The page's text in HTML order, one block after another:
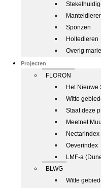
Sponzen
Holtedieren
Overig
Projecten
FLORON
Het Nieuwe
Witte
Staat deze
Meetnet
Nectarindex
Oeverindex
LMF-a
BLWG
Witte